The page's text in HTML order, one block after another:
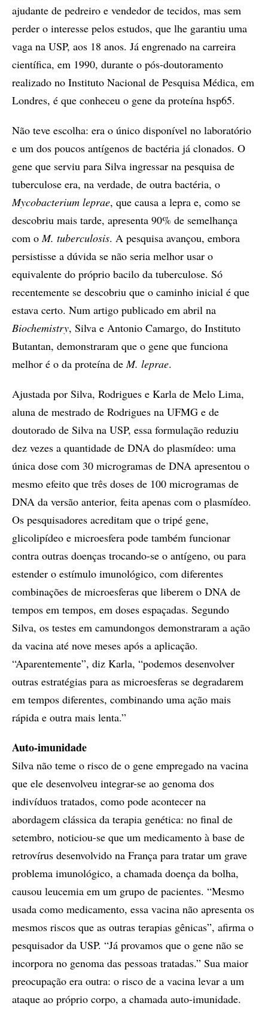
ajudante de pedreiro e vendedor de tecidos, mas sem
perder o interesse pelos estudos, que lhe garantiu uma
vaga na USP, aos 18 anos. Já engrenado na carreira
científica, em 1990, durante o pós-doutoramento
realizado no Instituto Nacional de Pesquisa Médica, em
Londres, é que conheceu o gene da proteína hsp65.
Não teve escolha: era o único disponível no laboratório
e um dos poucos antígenos de bactéria já clonados. O
gene que serviu para Silva ingressar na pesquisa de
tuberculose era, na verdade, de outra bactéria, o
Mycobacterium leprae, que causa a lepra e, como se
descobriu mais tarde, apresenta 90% de semelhança
com o M. tuberculosis. A pesquisa avançou, embora
persistisse a dúvida se não seria melhor usar o
equivalente do próprio bacilo da tuberculose. Só
recentemente se descobriu que o caminho inicial é que
estava certo. Num artigo publicado em abril na
Biochemistry, Silva e Antonio Camargo, do Instituto
Butantan, demonstraram que o gene que funciona
melhor é o da proteína de M. leprae.
Ajustada por Silva, Rodrigues e Karla de Melo Lima,
aluna de mestrado de Rodrigues na UFMG e de
doutorado de Silva na USP, essa formulação reduziu
dez vezes a quantidade de DNA do plasmídeo: uma
única dose com 30 microgramas de DNA apresentou o
mesmo efeito que três doses de 100 microgramas de
DNA da versão anterior, feita apenas com o plasmídeo.
Os pesquisadores acreditam que o tripé gene,
glicolipídeo e microesfera pode também funcionar
contra outras doenças trocando-se o antígeno, ou para
estender o estímulo imunológico, com diferentes
combinações de microesferas que liberem o DNA de
tempos em tempos, em doses espaçadas. Segundo
Silva, os testes em camundongos demonstraram a ação
da vacina até nove meses após a aplicação.
“Aparentemente”, diz Karla, “podemos desenvolver
outras estratégias para as microesferas se degradarem
em tempos diferentes, combinando uma ação mais
rápida e outra mais lenta.”
Auto-imunidade
Silva não teme o risco de o gene empregado na vacina
que ele desenvolveu integrar-se ao genoma dos
indivíduos tratados, como pode acontecer na
abordagem clássica da terapia genética: no final de
setembro, noticiou-se que um medicamento à base de
retrovírus desenvolvido na França para tratar um grave
problema imunológico, a chamada doença da bolha,
causou leucemia em um grupo de pacientes. “Mesmo
usada como medicamento, essa vacina não apresenta os
mesmos riscos que as outras terapias gênicas”, afirma o
pesquisador da USP. “Já provamos que o gene não se
incorpora no genoma das pessoas tratadas.” Sua maior
preocupação era outra: o risco de a vacina levar a um
ataque ao próprio corpo, a chamada auto-imunidade.